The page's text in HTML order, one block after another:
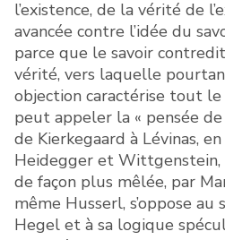
l’existence, de la vérité de
avancée contre l’idée du
parce que le savoir
vérité, vers laquelle
objection caractérise tout le
peut appeler la « pensée de
de Kierkegaard à Lévinas,
Heidegger et Wittgenstein,
de façon plus mêlée, par
même Husserl, s’oppose au
Hegel et à sa logique